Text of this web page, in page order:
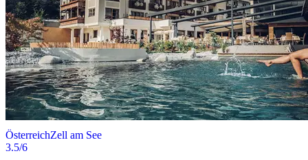
ÖsterreichZell am See
3.5/6